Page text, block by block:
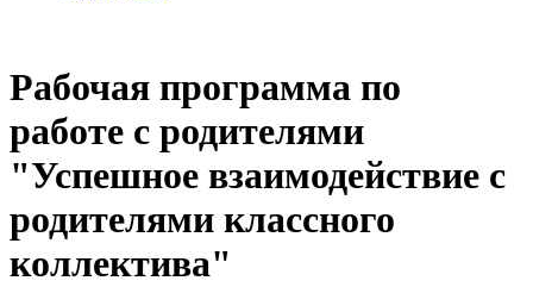
Рабочая программа по
работе с родителями
"Успешное взаимодействие с
родителями классного
коллектива"